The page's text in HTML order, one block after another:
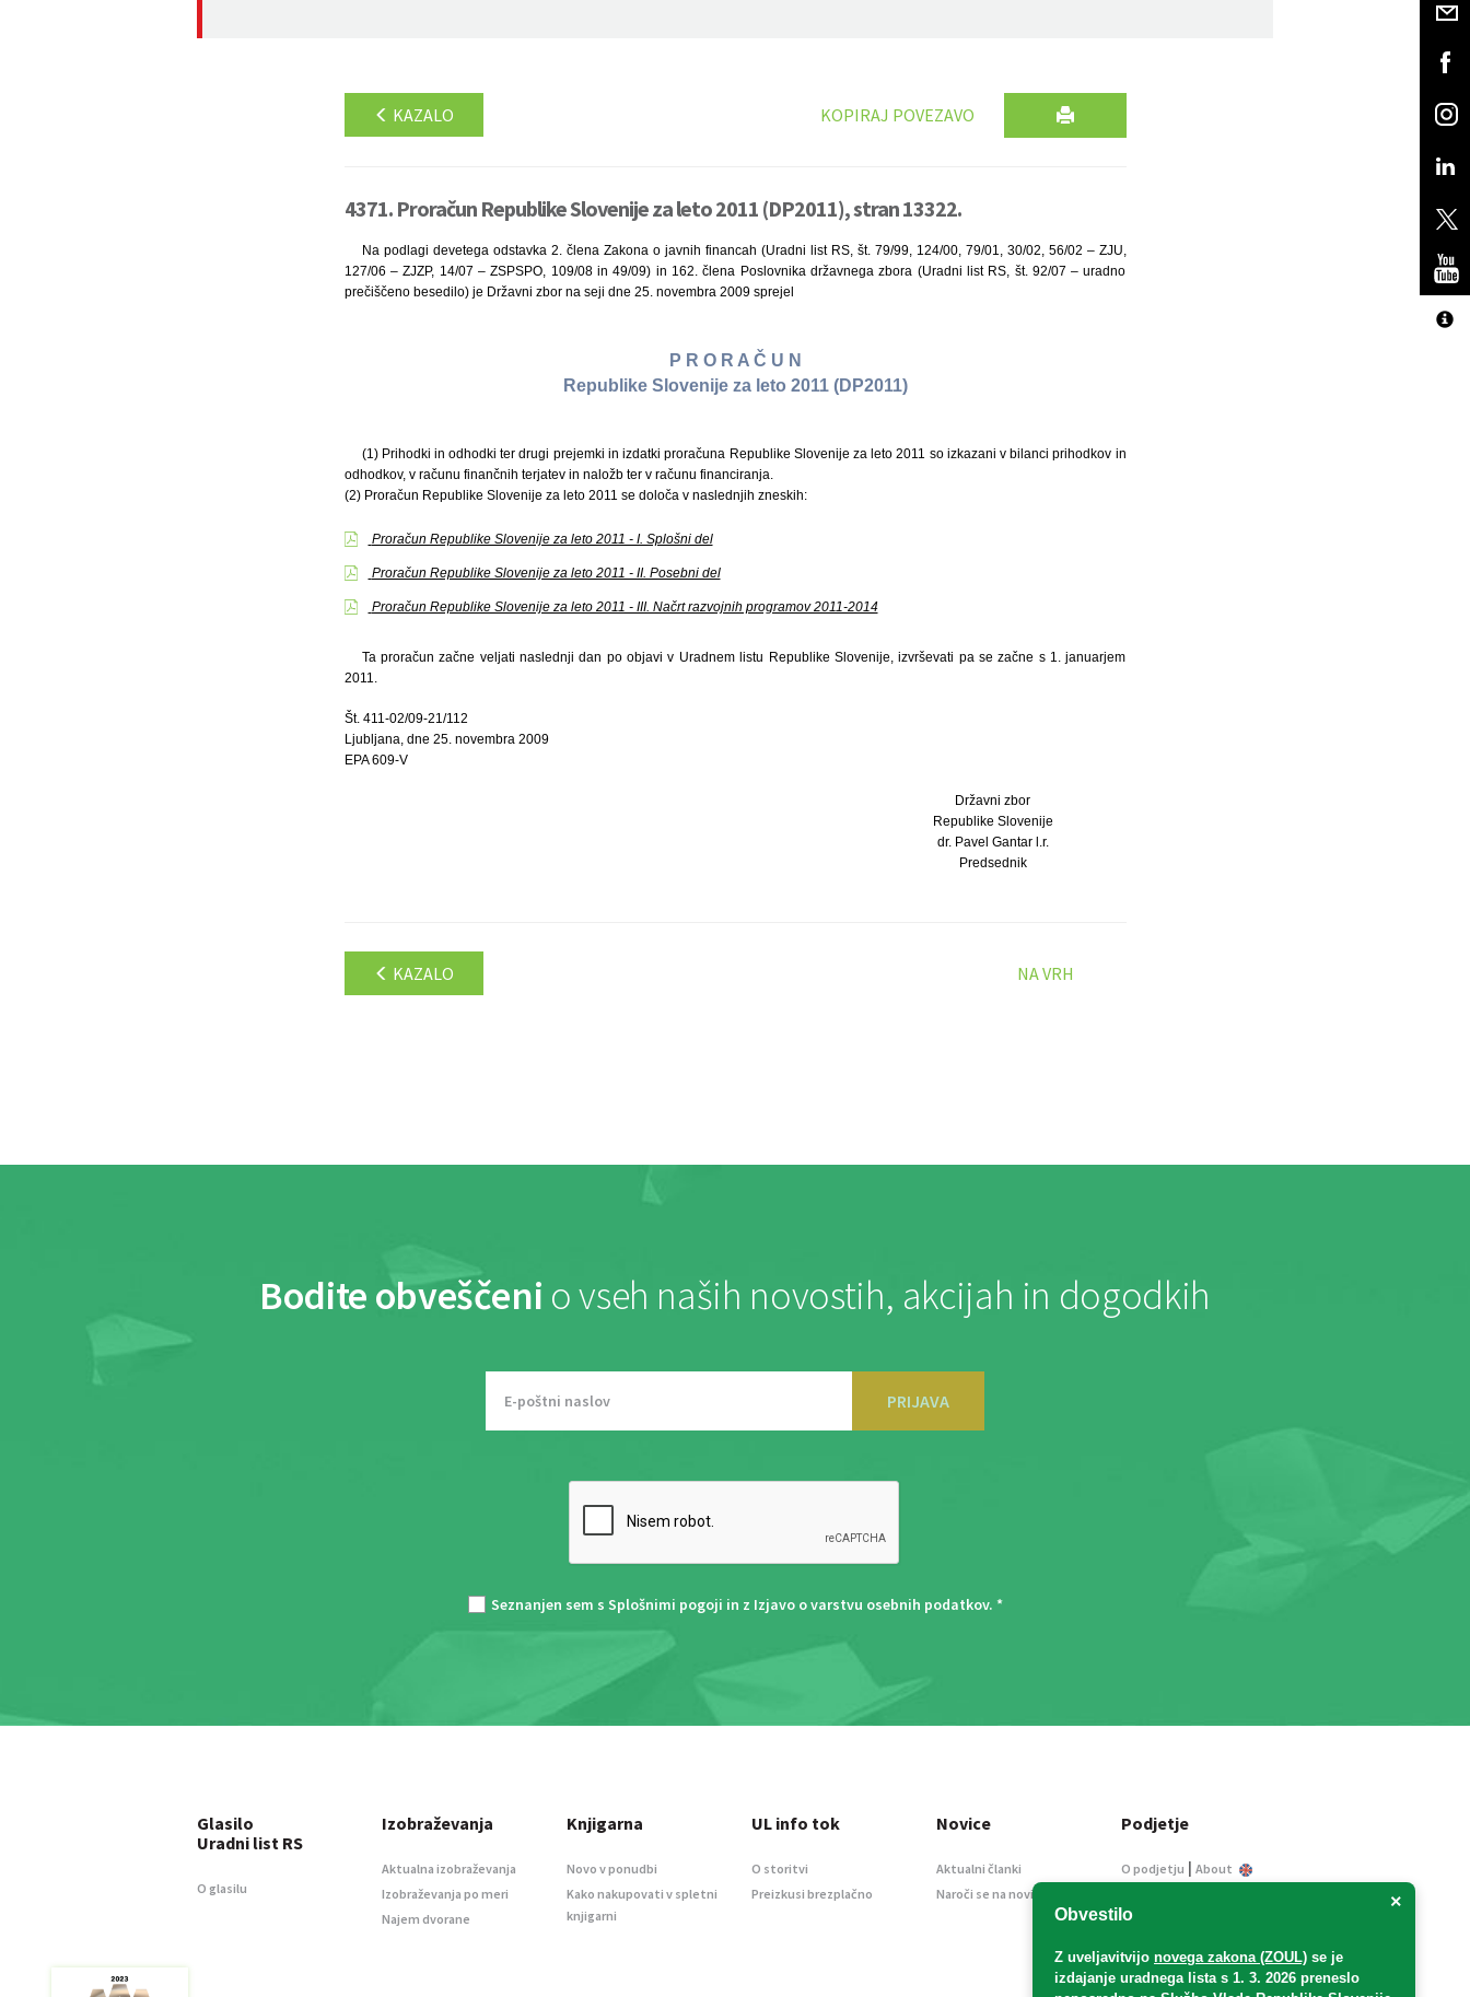
KAZALO KOPIRAJ POVEZAVO
4371. Proračun Republike Slovenije za leto 2011 (DP2011), stran 13322.
Na podlagi devetega odstavka 2. člena Zakona o javnih financah (Uradni list RS, št. 79/99, 124/00, 79/01, 30/02, 56/02 – ZJU,
127/06 – ZJZP, 14/07 – ZSPSPO, 109/08 in 49/09) in 162. člena Poslovnika državnega zbora (Uradni list RS, št. 92/07 – uradno
prečiščeno besedilo) je Državni zbor na seji dne 25. novembra 2009 sprejel
P R O R A Č U N
Republike Slovenije za leto 2011 (DP2011)
(1) Prihodki in odhodki ter drugi prejemki in izdatki proračuna Republike Slovenije za leto 2011 so izkazani v bilanci prihodkov in
odhodkov, v računu finančnih terjatev in naložb ter v računu financiranja.
(2) Proračun Republike Slovenije za leto 2011 se določa v naslednjih zneskih:
Proračun Republike Slovenije za leto 2011 - I. Splošni del
Proračun Republike Slovenije za leto 2011 - II. Posebni del
Proračun Republike Slovenije za leto 2011 - III. Načrt razvojnih programov 2011-2014
Ta proračun začne veljati naslednji dan po objavi v Uradnem listu Republike Slovenije, izvrševati pa se začne s 1. januarjem
2011.
Št. 411-02/09-21/112
Ljubljana, dne 25. novembra 2009
EPA 609-V
Državni zbor
Republike Slovenije
dr. Pavel Gantar l.r.
Predsednik
KAZALO NA VRH
Bodite obveščeni o vseh naših novostih, akcijah in dogodkih
PRIJAVA
Seznanjen sem s Splošnimi pogoji in z Izjavo o varstvu osebnih podatkov. *
×
Obvestilo
Z uveljavitvijo novega zakona (ZOUL) se je
izdajanje uradnega lista s 1. 3. 2026 preneslo
Glasilo
Uradni list RS
O glasilu
Izobraževanja
Aktualna izobraževanja
Izobraževanja po meri
Najem dvorane
Knjigarna
Novo v ponudbi
Kako nakupovati v spletni
knjigarni
UL info tok
O storitvi
Preizkusi brezplačno
Novice
Aktualni članki
Naroči se na novice
Podjetje
O podjetju | About
Informacije javnega
Oglaševanje
Splošni pogoji